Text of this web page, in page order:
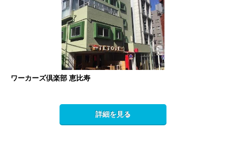
ワーカーズ倶楽部 恵比寿
詳細を見る